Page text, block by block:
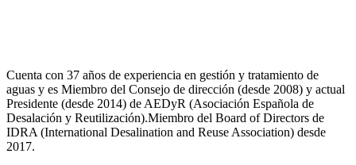
Cuenta con 37 años de experiencia en gestión y tratamiento de
aguas y es Miembro del Consejo de dirección (desde 2008) y actual
Presidente (desde 2014) de AEDyR (Asociación Española de
Desalación y Reutilización).Miembro del Board of Directors de
IDRA (International Desalination and Reuse Association) desde
2017.